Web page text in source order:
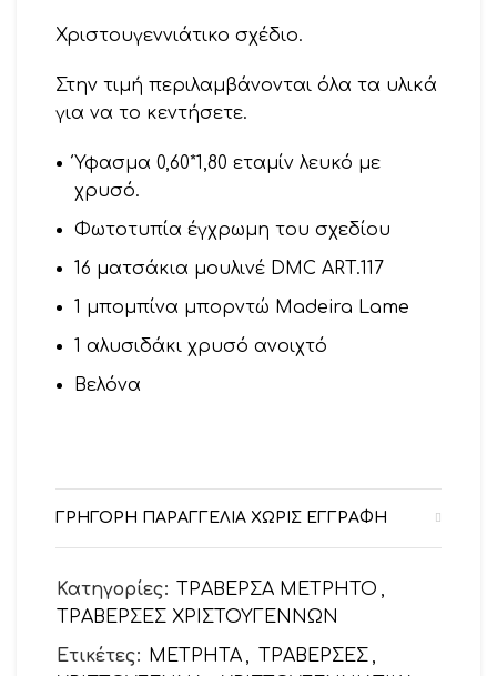
Χριστουγεννιάτικο σχέδιο.
Στην τιμή περιλαμβάνονται όλα τα υλικά
για να το κεντήσετε.
Ύφασμα 0,60*1,80 εταμίν λευκό με
χρυσό.
Φωτοτυπία έγχρωμη του σχεδίου
16 ματσάκια μουλινέ DMC ART.117
1 μπομπίνα μπορντώ Madeira Lame
1 αλυσιδάκι χρυσό ανοιχτό
Βελόνα
ΓΡΗΓΟΡΗ ΠΑΡΑΓΓΕΛΙΑ ΧΩΡΙΣ ΕΓΓΡΑΦΗ
Κατηγορίες: ΤΡΑΒΕΡΣΑ ΜΕΤΡΗΤΟ
ΤΡΑΒΕΡΣΕΣ ΧΡΙΣΤΟΥΓΕΝΝΩΝ
Ετικέτες:
ΜΕΤΡΗΤΑ ΤΡΑΒΕΡΣΕΣ